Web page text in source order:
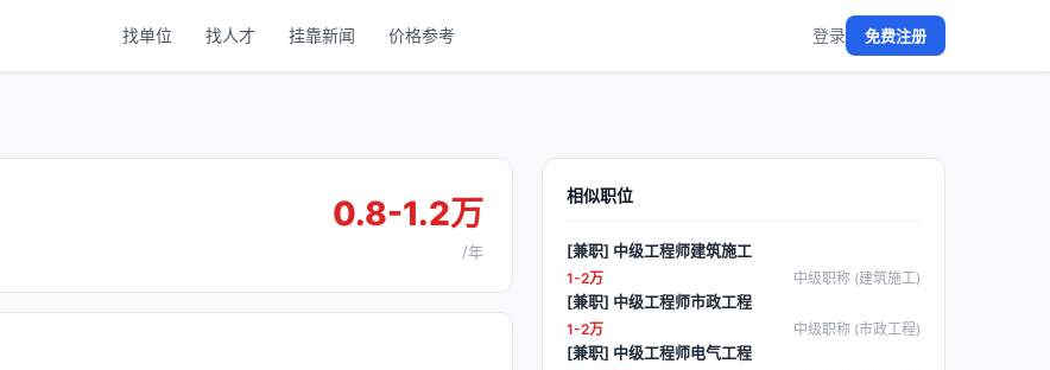
找单位 找人才 挂靠新闻 价格参考 登录 免费注册
0.8-1.2万
/年
相似职位
[兼职] 中级工程师建筑施工
1-2万 中级职称 (建筑施工)
[兼职] 中级工程师市政工程
1-2万 中级职称 (市政工程)
[兼职] 中级工程师电气工程